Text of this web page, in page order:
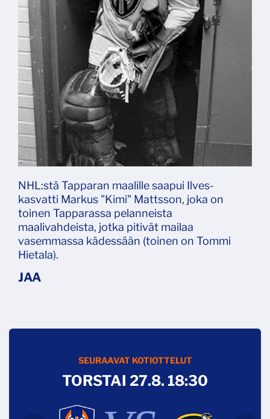
NHL:stä Tapparan maalille saapui Ilves-
kasvatti Markus "Kimi" Mattsson, joka on
toinen Tapparassa pelanneista
maalivahdeista, jotka pitivät mailaa
vasemmassa kädessään (toinen on Tommi
Hietala).
SEURAAVAT KOTIOTTELUT
TORSTAI 27.8. 18:30